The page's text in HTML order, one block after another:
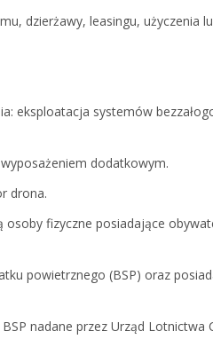
dzierżawy, leasingu, użyczenia
eksploatacja systemów
dodatkowym.
drona.
fizyczne posiadające
powietrznego (BSP) oraz
nadane przez Urząd Lotnictwa